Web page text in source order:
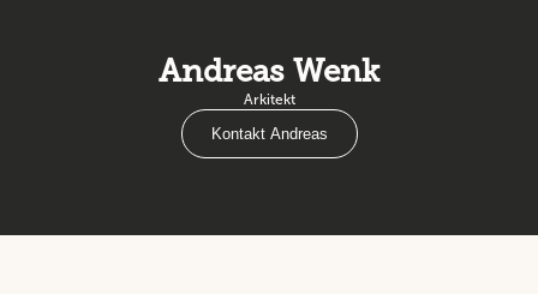
Andreas Wenk
Arkitekt
Kontakt Andreas